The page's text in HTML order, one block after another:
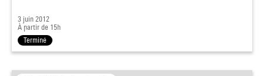
3 juin 2012
À partir de 15h
Terminé